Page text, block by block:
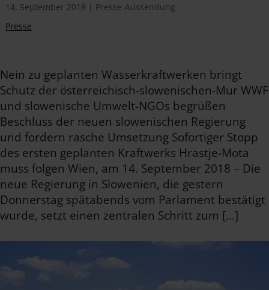
14. September 2018 | Presse-Aussendung
Presse
Nein zu geplanten Wasserkraftwerken bringt
Schutz der österreichisch-slowenischen-Mur WWF
und slowenische Umwelt-NGOs begrüßen
Beschluss der neuen slowenischen Regierung
und fordern rasche Umsetzung Sofortiger Stopp
des ersten geplanten Kraftwerks Hrastje-Mota
muss folgen Wien, am 14. September 2018 – Die
neue Regierung in Slowenien, die gestern
Donnerstag spätabends vom Parlament bestätigt
wurde, setzt einen zentralen Schritt zum […]